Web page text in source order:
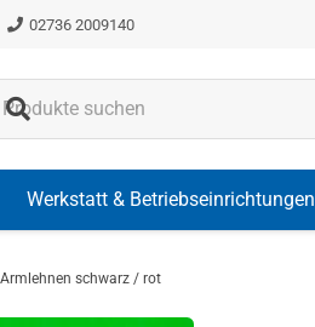
02736 2009140
Werkstatt & Betriebseinrichtungen
Armlehnen schwarz / rot